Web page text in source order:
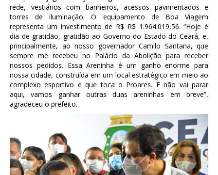
rede, vestiários com banheiros, acessos pavimentados e
torres de iluminação. O equipamento de Boa Viagem
representa um investimento de R$ R$ 1.964.019,56. “Hoje é
dia de gratidão, gratidão ao Governo do Estado do Ceará, e,
principalmente, ao nosso governador Camilo Santana, que
sempre me recebeu no Palácio da Abolição para receber
nossos pedidos. Essa Areninha é um ganho enorme para
nossa cidade, construída em um local estratégico em meio ao
complexo esportivo e que toca o Proares. E não vai parar
aqui, vamos ganhar outras duas areninhas em breve”,
agradeceu o prefeito.